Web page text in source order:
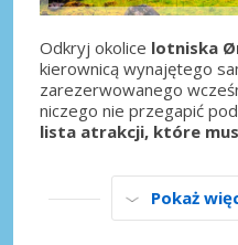
Odkryj okolice lotniska
kierownicą wynajętego
zarezerwowanego
niczego nie przegapić
lista atrakcji, które
Pokaż